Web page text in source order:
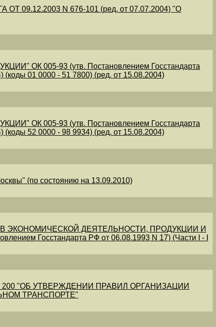
09.12.2003 N 676-101 (ред. от 07.07.2004) "О
ОК 005-93 (утв. Постановлением Госстандарта
01 0000 - 51 7800) (ред. от 15.08.2004)
ОК 005-93 (утв. Постановлением Госстандарта
52 0000 - 98 9934) (ред. от 15.08.2004)
(по состоянию на 13.09.2010)
ЭКОНОМИЧЕСКОЙ ДЕЯТЕЛЬНОСТИ, ПРОДУКЦИИ И
Госстандарта РФ от 06.08.1993 N 17) (Части I - I
N 200 "ОБ УТВЕРЖДЕНИИ ПРАВИЛ ОРГАНИЗАЦИИ
ТРАНСПОРТЕ"